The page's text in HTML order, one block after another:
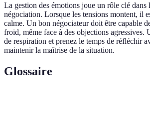
La gestion des émotions joue un rôle clé dans
négociation. Lorsque les tensions montent, il
calme. Un bon négociateur doit être capable
froid, même face à des objections agressives.
de respiration et prenez le temps de réfléchir
maintenir la maîtrise de la situation.
Glossaire